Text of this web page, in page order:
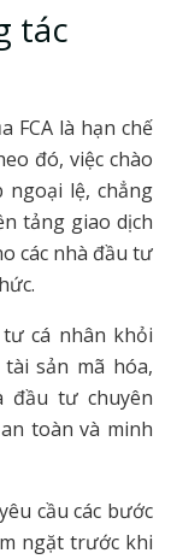
tác
FCA là hạn chế
đó, việc chào
lệ, chẳng
tảng giao dịch
các nhà đầu tư
cá nhân khỏi
sản mã hóa,
đầu tư chuyên
toàn và minh
cầu các bước
ngặt trước khi